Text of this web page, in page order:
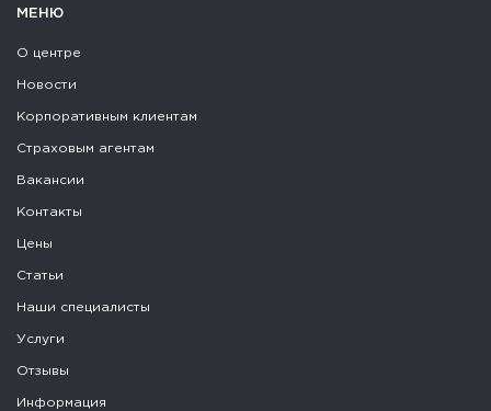
МЕНЮ
О центре
Новости
Корпоративным клиентам
Страховым агентам
Вакансии
Контакты
Цены
Статьи
Наши специалисты
Услуги
Отзывы
Информация